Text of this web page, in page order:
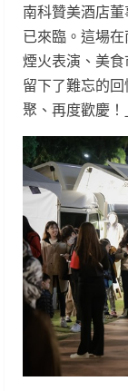
南科贊美酒店
已來臨。這場
煙火表演、美
留下了難忘的
聚、再度歡慶！